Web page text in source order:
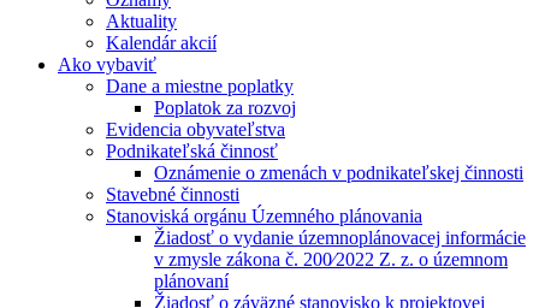
Aktuality
Kalendár akcií
Ako vybaviť
Dane a miestne poplatky
Poplatok za rozvoj
Evidencia obyvateľstva
Podnikateľská činnosť
Oznámenie o zmenách v podnikateľskej činnosti
Stavebné činnosti
Stanoviská orgánu Územného plánovania
Žiadosť o vydanie územnoplánovacej informácie
v zmysle zákona č. 200⁄2022 Z. z. o územnom
plánovaní
Žiadosť o záväzné stanovisko k projektovej